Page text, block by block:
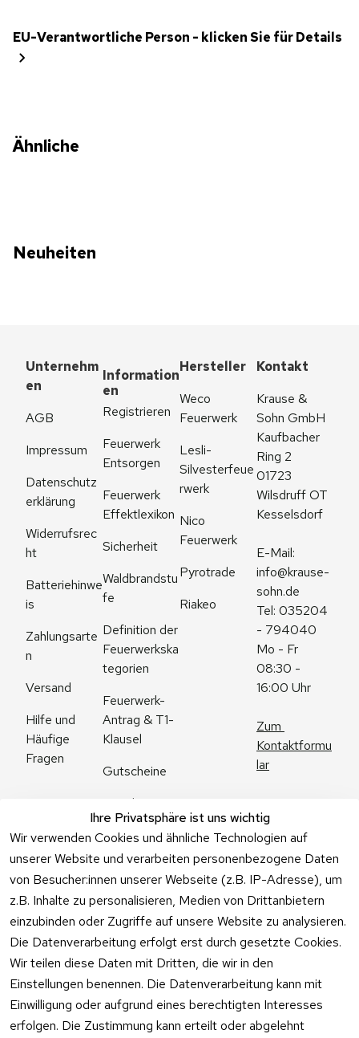
EU-Verantwortliche Person - klicken Sie für Details
Ähnliche
Neuheiten
Ihre Privatsphäre ist uns wichtig
Wir verwenden Cookies und ähnliche Technologien auf
unserer Website und verarbeiten personenbezogene Daten
von Besucher:innen unserer Webseite (z.B. IP-Adresse), um
z.B. Inhalte zu personalisieren, Medien von Drittanbietern
einzubinden oder Zugriffe auf unsere Website zu analysieren.
Die Datenverarbeitung erfolgt erst durch gesetzte Cookies.
Wir teilen diese Daten mit Dritten, die wir in den
Einstellungen benennen. Die Datenverarbeitung kann mit
Einwilligung oder aufgrund eines berechtigten Interesses
erfolgen. Die Zustimmung kann erteilt oder abgelehnt
Unternehm
en
AGB
Impressum
Datenschutz
erklärung
Widerrufsrec
ht
Batteriehinwe
is
Zahlungsarte
n
Versand
Hilfe und
Häufige
Fragen
Information
en
Registrieren
Feuerwerk
Entsorgen
Feuerwerk
Effektlexikon
Sicherheit
Waldbrandstu
fe
Definition der
Feuerwerkska
tegorien
Feuerwerk-
Antrag & T1-
Klausel
Gutscheine
Angebote
Feuerwerk
Online kaufen
Hersteller
Weco
Feuerwerk
Lesli-
Silvesterfeue
rwerk
Nico
Feuerwerk
Pyrotrade
Riakeo
Kontakt
Krause &
Sohn GmbH
Kaufbacher
Ring 2
01723
Wilsdruff OT
Kesselsdorf
info@krause-
sohn.de
Tel: 035204
- 794040
Mo - Fr
08:30 -
16:00 Uhr
Zum
Kontaktformu
lar
Vertrag
widerrufen